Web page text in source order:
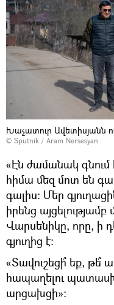
Խաչատուր Ավետիսյանն
© Sputnik / Aram Nersesyan
«Էն ժամանակ
հիմա մեզ մոտ են
գալիս։ Մեր
իրենց այցելությամբ
Վարսենիկը, որը, ի
գյուղից է։
«Տավուշեցի՞ եք,
հապաղելու
արցախցի»։